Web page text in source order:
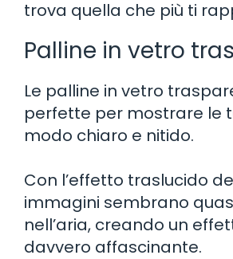
trova quella che più ti
Palline in vetro
Le palline in vetro
perfette per mostrare le
modo chiaro e nitido.
Con l’effetto traslucido
immagini sembrano
nell’aria, creando un
davvero affascinante.